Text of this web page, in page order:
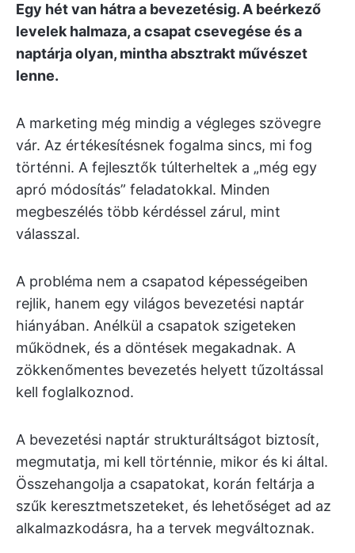
Egy hét van hátra a bevezetésig. A beérkező
levelek halmaza, a csapat csevegése és a
naptárja olyan, mintha absztrakt művészet
lenne.
A marketing még mindig a végleges szövegre
vár. Az értékesítésnek fogalma sincs, mi fog
történni. A fejlesztők túlterheltek a „még egy
apró módosítás” feladatokkal. Minden
megbeszélés több kérdéssel zárul, mint
válasszal.
A probléma nem a csapatod képességeiben
rejlik, hanem egy világos bevezetési naptár
hiányában. Anélkül a csapatok szigeteken
működnek, és a döntések megakadnak. A
zökkenőmentes bevezetés helyett tűzoltással
kell foglalkoznod.
A bevezetési naptár strukturáltságot biztosít,
megmutatja, mi kell történnie, mikor és ki által.
Összehangolja a csapatokat, korán feltárja a
szűk keresztmetszeteket, és lehetőséget ad az
alkalmazkodásra, ha a tervek megváltoznak.